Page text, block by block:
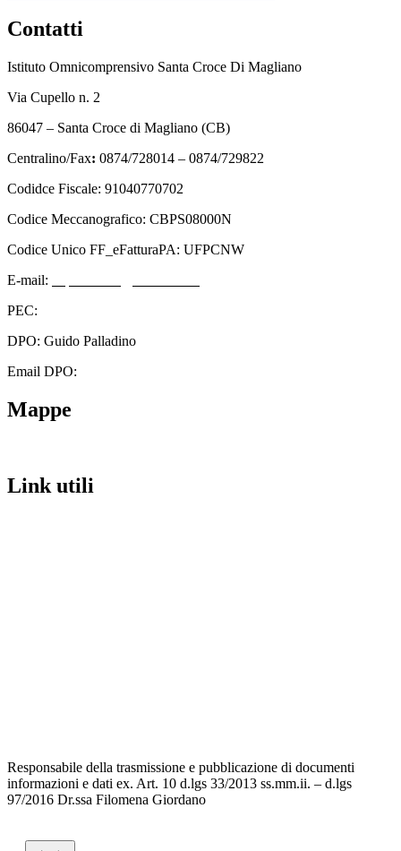
Contatti
Istituto Omnicomprensivo Santa Croce Di Magliano
Via Cupello n. 2
86047 – Santa Croce di Magliano (CB)
Centralino/Fax: 0874/728014 – 0874/729822
Codidce Fiscale: 91040770702
Codice Meccanografico: CBPS08000N
Codice Unico FF_eFatturaPA: UFPCNW
E-mail:
PEC:
DPO: Guido Palladino
Email DPO:
Mappe
Link utili
Responsabile della trasmissione e pubblicazione di documenti
informazioni e dati ex. Art. 10 d.lgs 33/2013 ss.mm.ii. – d.lgs
97/2016 Dr.ssa Filomena Giordano